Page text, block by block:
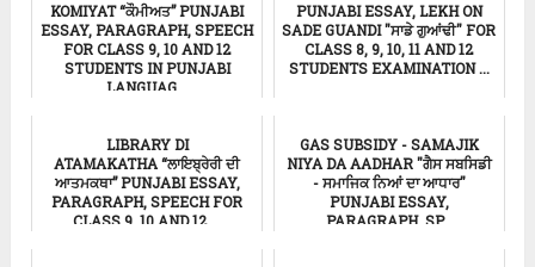
KOMIYAT “ਕੌਮੀਅਤ” PUNJABI
ESSAY, PARAGRAPH, SPEECH
FOR CLASS 9, 10 AND 12
STUDENTS IN PUNJABI
LANGUAG...
PUNJABI ESSAY, LEKH ON
SADE GUANDI "ਸਾਡੇ ਗੁਆਂਢੀ" FOR
CLASS 8, 9, 10, 11 AND 12
STUDENTS EXAMINATION ...
LIBRARY DI
ATAMAKATHA “ਲਾਇਬ੍ਰੇਰੀ ਦੀ
ਆਤਮਕਥਾ” PUNJABI ESSAY,
PARAGRAPH, SPEECH FOR
CLASS 9, 10 AND 12 ...
GAS SUBSIDY - SAMAJIK
NIYA DA AADHAR "ਗੈਸ ਸਬਸਿਡੀ
- ਸਮਾਜਿਕ ਨਿਆਂ ਦਾ ਆਧਾਰ"
PUNJABI ESSAY,
PARAGRAPH, SP...